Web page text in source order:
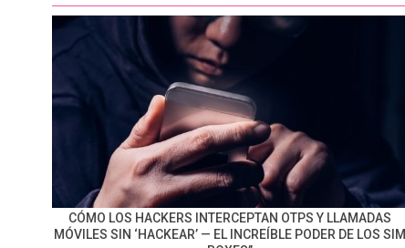
CÓMO LOS HACKERS INTERCEPTAN OTPS Y LLAMADAS
MÓVILES SIN ‘HACKEAR’ — EL INCREÍBLE PODER DE LOS SIM